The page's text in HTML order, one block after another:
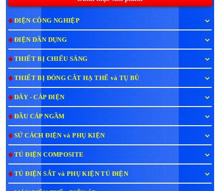
ĐIỆN CÔNG NGHIỆP
ĐIỆN DÂN DỤNG
THIẾT BỊ CHIẾU SÁNG
THIẾT BỊ ĐÓNG CẮT HẠ THẾ và TỤ BÙ
DÂY - CÁP ĐIỆN
ĐẦU CÁP NGẦM
SỨ CÁCH ĐIỆN và PHỤ KIỆN
TỦ ĐIỆN COMPOSITE
TỦ ĐIỆN SẮT và PHỤ KIỆN TỦ ĐIỆN